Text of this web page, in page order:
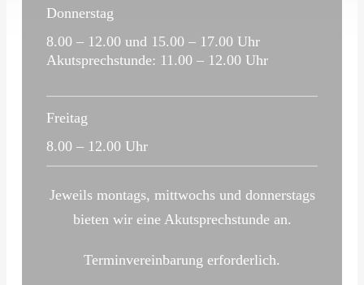
Donnerstag
8.00 – 12.00 und 15.00 – 17.00 Uhr
Akutsprechstunde: 11.00 – 12.00 Uhr
Freitag
8.00 – 12.00 Uhr
Jeweils montags, mittwochs und donnerstags
bieten wir eine Akutsprechstunde an.
Terminvereinbarung erforderlich.